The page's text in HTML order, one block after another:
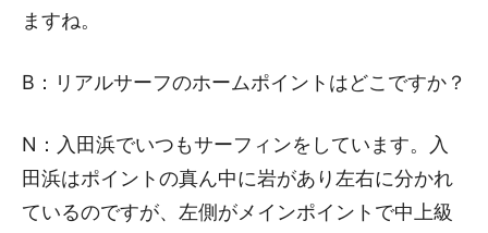
ますね。
B：リアルサーフのホームポイントはどこですか？
N：入田浜でいつもサーフィンをしています。入
田浜はポイントの真ん中に岩があり左右に分かれ
ているのですが、左側がメインポイントで中上級